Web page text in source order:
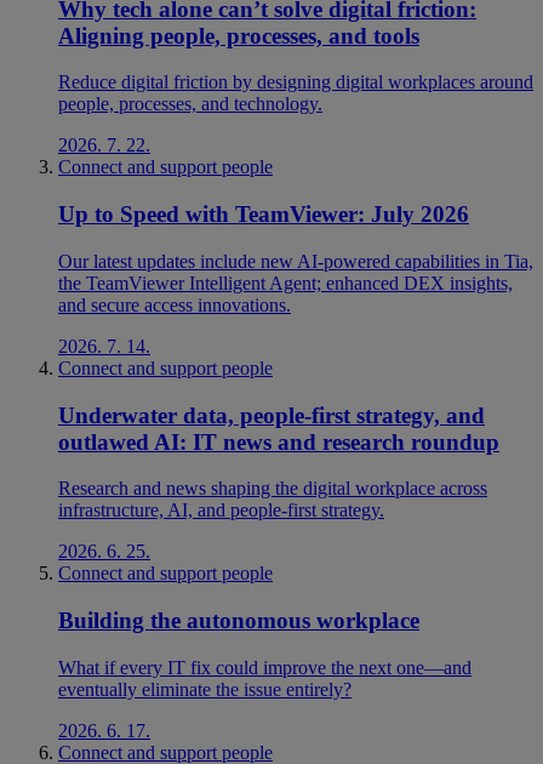
Why tech alone can’t solve digital friction:
Aligning people, processes, and tools
Reduce digital friction by designing digital workplaces around
people, processes, and technology.
2026. 7. 22.
Connect and support people
Up to Speed with TeamViewer: July 2026
Our latest updates include new AI-powered capabilities in Tia,
the TeamViewer Intelligent Agent; enhanced DEX insights,
and secure access innovations.
2026. 7. 14.
Connect and support people
Underwater data, people-first strategy, and
outlawed AI: IT news and research roundup
Research and news shaping the digital workplace across
infrastructure, AI, and people-first strategy.
2026. 6. 25.
Connect and support people
Building the autonomous workplace
What if every IT fix could improve the next one—and
eventually eliminate the issue entirely?
2026. 6. 17.
Connect and support people